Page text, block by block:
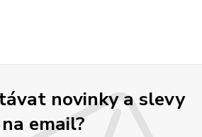
novinky a slevy
na email?